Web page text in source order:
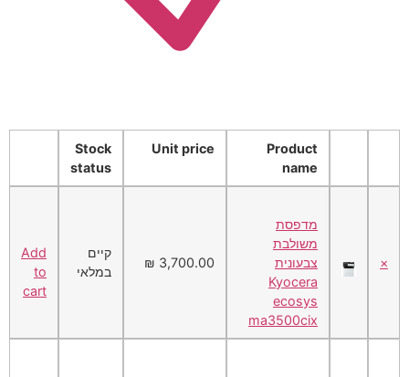
Product
name
Unit price
Stock
status
×
מדפסת
משולבת
צבעונית
Kyocera
ecosys
ma3500cix
3,700.00 ₪
קיים
במלאי
Add
to
cart